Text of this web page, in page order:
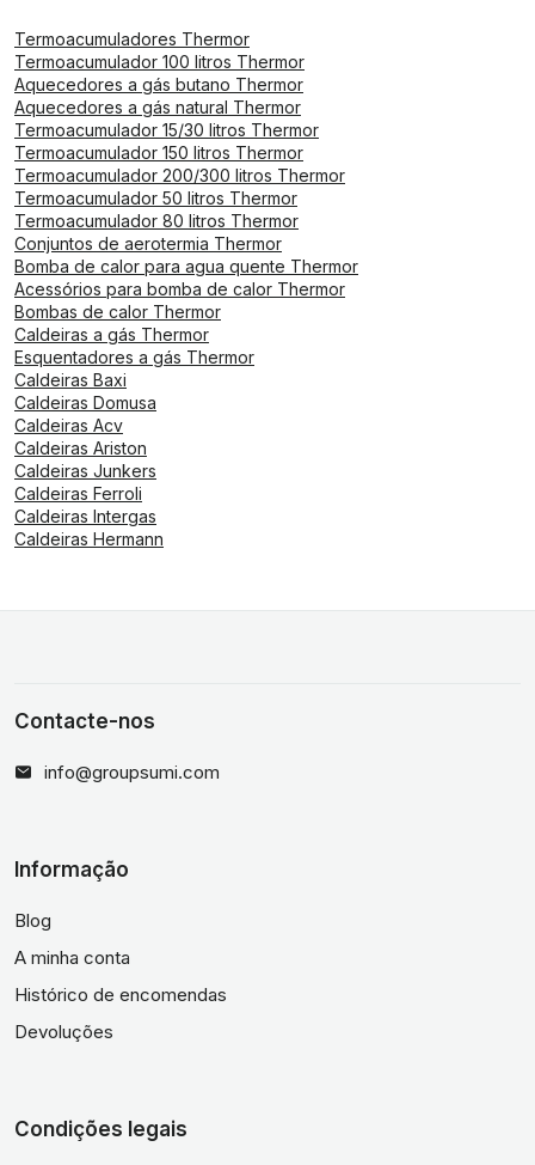
Termoacumuladores Thermor
Termoacumulador 100 litros Thermor
Aquecedores a gás butano Thermor
Aquecedores a gás natural Thermor
Termoacumulador 15/30 litros Thermor
Termoacumulador 150 litros Thermor
Termoacumulador 200/300 litros Thermor
Termoacumulador 50 litros Thermor
Termoacumulador 80 litros Thermor
Conjuntos de aerotermia Thermor
Bomba de calor para agua quente Thermor
Acessórios para bomba de calor Thermor
Bombas de calor Thermor
Caldeiras a gás Thermor
Esquentadores a gás Thermor
Caldeiras Baxi
Caldeiras Domusa
Caldeiras Acv
Caldeiras Ariston
Caldeiras Junkers
Caldeiras Ferroli
Caldeiras Intergas
Caldeiras Hermann
Contacte-nos
info@groupsumi.com
Informação
Blog
A minha conta
Histórico de encomendas
Devoluções
Condições legais